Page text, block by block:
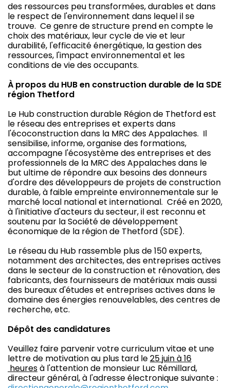
des ressources peu transformées, durables et dans
le respect de l'environnement dans lequel il se
trouve. Ce genre de structure prend en compte le
choix des matériaux, leur cycle de vie et leur
durabilité, l'efficacité énergétique, la gestion des
ressources, l'impact environnemental et les
conditions de vie des occupants.
À propos du HUB en construction durable de la SDE
région Thetford
Le Hub construction durable Région de Thetford est
le réseau des entreprises et experts dans
l'écoconstruction dans la MRC des Appalaches. Il
sensibilise, informe, organise des formations,
accompagne l'écosystème des entreprises et des
professionnels de la MRC des Appalaches dans le
but ultime de répondre aux besoins des donneurs
d'ordre des développeurs de projets de construction
durable, à faible empreinte environnementale sur le
marché local national et international. Créé en 2020,
à l'initiative d'acteurs du secteur, il est reconnu et
soutenu par la Société de développement
économique de la région de Thetford (SDE).
Le réseau du Hub rassemble plus de 150 experts,
notamment des architectes, des entreprises actives
dans le secteur de la construction et rénovation, des
fabricants, des fournisseurs de matériaux mais aussi
des bureaux d'études et entreprises actives dans le
domaine des énergies renouvelables, des centres de
recherche, etc.
Dépôt des candidatures
Veuillez faire parvenir votre curriculum vitae et une
lettre de motivation au plus tard le25 juin à 16
heuresà l'attention de monsieur Luc Rémillard,
directeur général, à l'adresse électronique suivante :